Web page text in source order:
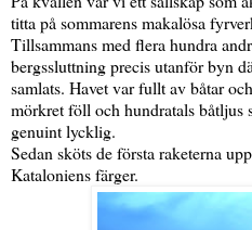
titta på sommarens makalösa
Tillsammans med flera hundra
bergssluttning precis utanför byn
samlats. Havet var fullt av båtar
mörkret föll och hundratals båtljus
genuint lycklig.
Sedan sköts de första raketerna
Kataloniens färger.